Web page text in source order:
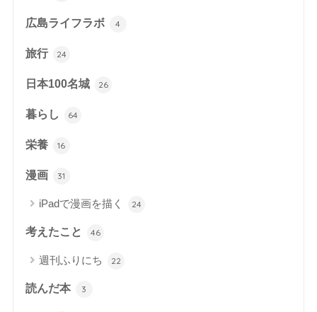
広島ライフラボ 4
旅行 24
日本100名城 26
暮らし 64
栄養 16
漫画 31
iPadで漫画を描く 24
考えたこと 46
週刊ふりにち 22
読んだ本 3